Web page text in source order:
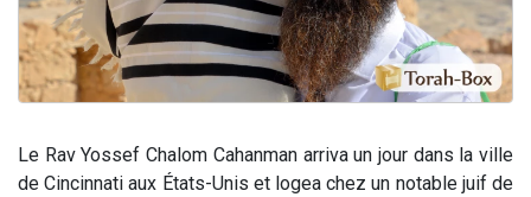
Le Rav Yossef Chalom Cahanman arriva un jour dans la ville
de Cincinnati aux États-Unis et logea chez un notable juif de